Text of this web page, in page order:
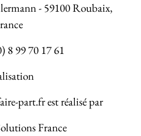
- 59100 Roubaix,
8 99 70 17 61
part.fr est réalisé par
France